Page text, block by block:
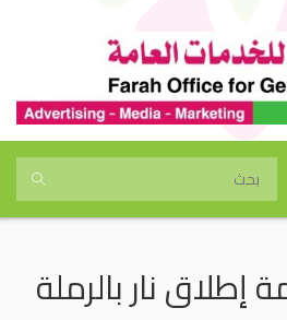
إطلاق نار بالرملة